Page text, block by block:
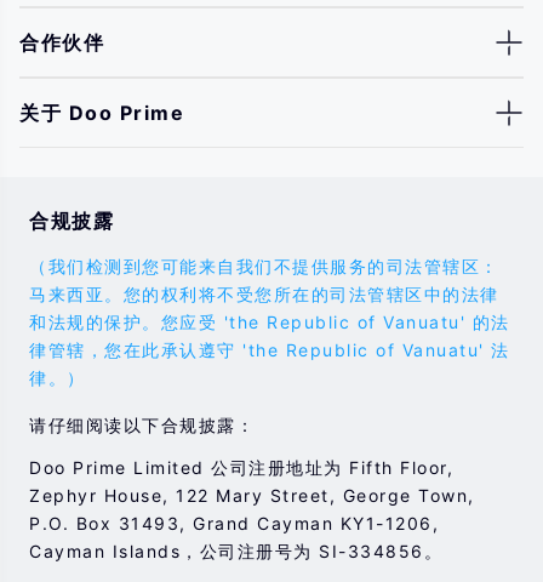
合作伙伴
关于 Doo Prime
合规披露
（我们检测到您可能来自我们不提供服务的司法管辖区：
马来西亚。您的权利将不受您所在的司法管辖区中的法律
和法规的保护。您应受 'the Republic of Vanuatu' 的法
律管辖，您在此承认遵守 'the Republic of Vanuatu' 法
律。）
请仔细阅读以下合规披露：
Doo Prime Limited 公司注册地址为 Fifth Floor,
Zephyr House, 122 Mary Street, George Town,
P.O. Box 31493, Grand Cayman KY1-1206,
Cayman Islands，公司注册号为 SI-334856。